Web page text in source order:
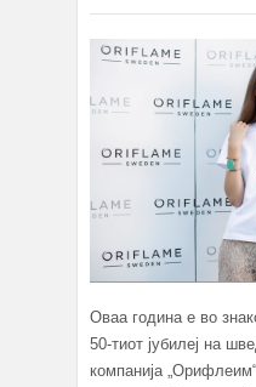
Оваа година е во
50-тиот јубилеј на
компанија